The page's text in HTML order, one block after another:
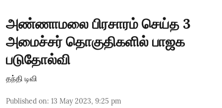
அண்ணாமலை பிரசாரம் செய்த 3
அமைச்சர் தொகுதிகளில் பாஜக
படுதோல்வி
தந்தி டிவி
Published on: 13 May 2023, 9:25 pm